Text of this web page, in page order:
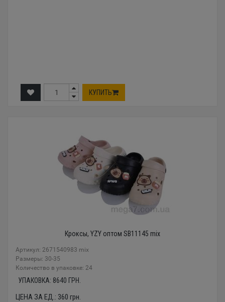
КУПИТЬ
Кроксы, YZY оптом SB11145 mix
Артикул: 2671540983 mix
Размеры: 30-35
Количество в упаковке: 24
УПАКОВКА: 8640 ГРН.
ЦЕНА ЗА ЕД.: 360 грн.